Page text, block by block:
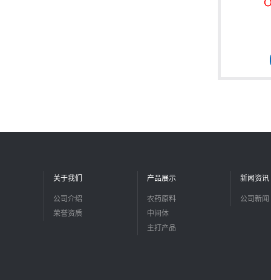
关于我们
公司介绍
荣誉资质
产品展示
农药原料
中间体
主打产品
新闻资讯
公司新闻